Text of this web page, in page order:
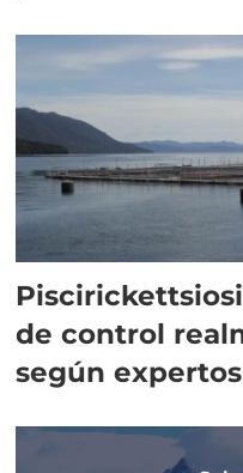
de control
según